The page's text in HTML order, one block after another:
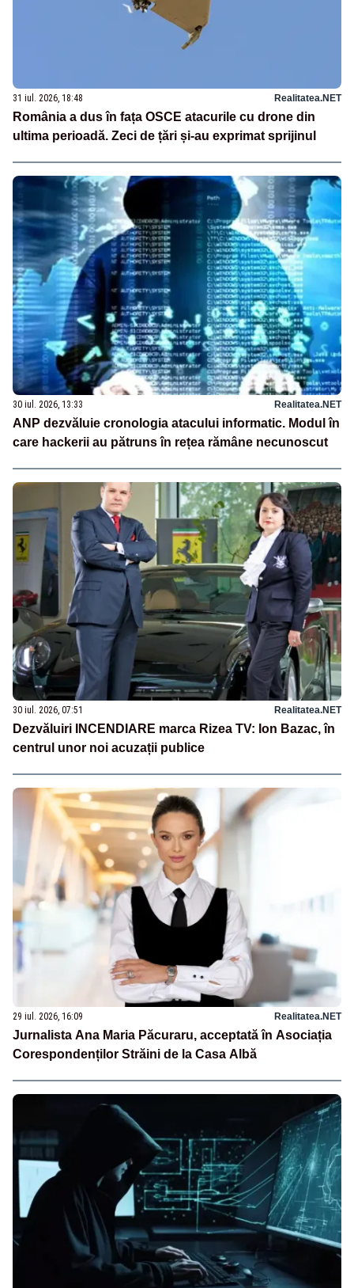
31 iul. 2026, 18:48 Realitatea.NET
România a dus în fața OSCE atacurile cu drone din
ultima perioadă. Zeci de țări și-au exprimat sprijinul
30 iul. 2026, 13:33 Realitatea.NET
ANP dezvăluie cronologia atacului informatic. Modul în
care hackerii au pătruns în rețea rămâne necunoscut
30 iul. 2026, 07:51 Realitatea.NET
Dezvăluiri INCENDIARE marca Rizea TV: Ion Bazac, în
centrul unor noi acuzații publice
29 iul. 2026, 16:09 Realitatea.NET
Jurnalista Ana Maria Păcuraru, acceptată în Asociația
Corespondenților Străini de la Casa Albă